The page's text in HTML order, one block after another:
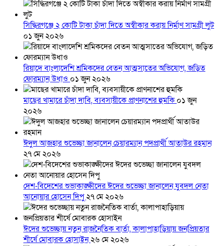
সিদ্ধিরগঞ্জে ২ কোটি টাকা চাঁদা দিতে অস্বীকার করায় নির্মাণ সামগ্রী লুট
০১ জুন ২০২৬
রিয়াদে বাংলাদেশি শ্রমিকদের বেতন আত্মসাতের অভিযোগ, জড়িত
ফোরম্যান উধাও ০১ জুন ২০২৬
মাছের খামারে চাঁদা দাবি, ব্যবসায়ীকে প্রাণনাশের হুমকি ০১ জুন
২০২৬
ঈদুল আজহার শুভেচ্ছা জানালেন চেয়ারম্যান পদপ্রার্থী আতাউর রহমান
২৭ মে ২০২৬
দেশ-বিদেশের শুভাকাঙ্ক্ষীদের ঈদের শুভেচ্ছা জানালেন যুবদল নেতা
আনোয়ার হোসেন দিপু২৭ মে ২০২৬
ঈদের শুভেচ্ছায় নতুন রাজনৈতিক বার্তা, কালাপাহাড়িয়ায় জনপ্রিয়তার
শীর্ষে মোবারক হোসাইন২৬ মে ২০২৬